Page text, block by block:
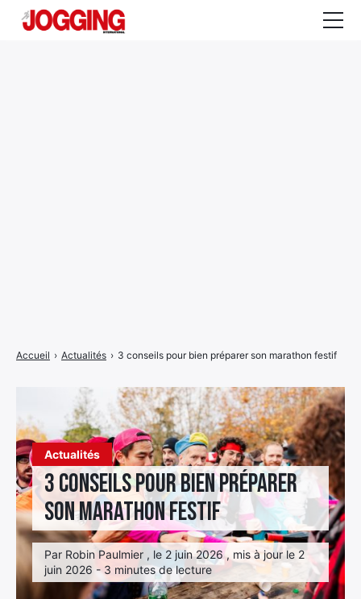
Actualités
3 conseils pour bien préparer
son marathon festif
Par Robin Paulmier , le 2 juin 2026 , mis à jour le 2
juin 2026 - 3 minutes de lecture
Accueil › Actualités › 3 conseils pour bien préparer son marathon festif
Élément
de
menu
Élément
de
menu
Élément
de
menu